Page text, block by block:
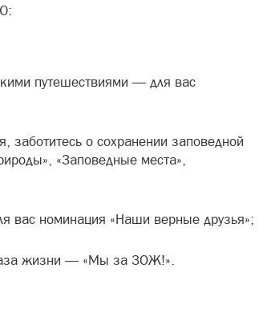
путешествиями — для вас
заботитесь о сохранении заповедной
«Заповедные места»,
вас номинация «Наши верные друзья»;
жизни — «Мы за ЗОЖ!».